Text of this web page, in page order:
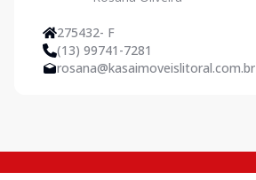
275432- F
(13) 99741-7281
rosana@kasaimoveislitoral.com.br